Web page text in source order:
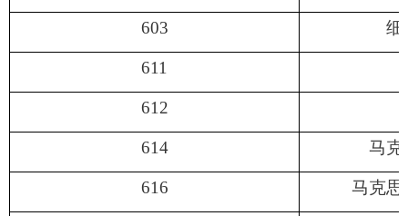
603 细
611
612
614 马克
616 马克思